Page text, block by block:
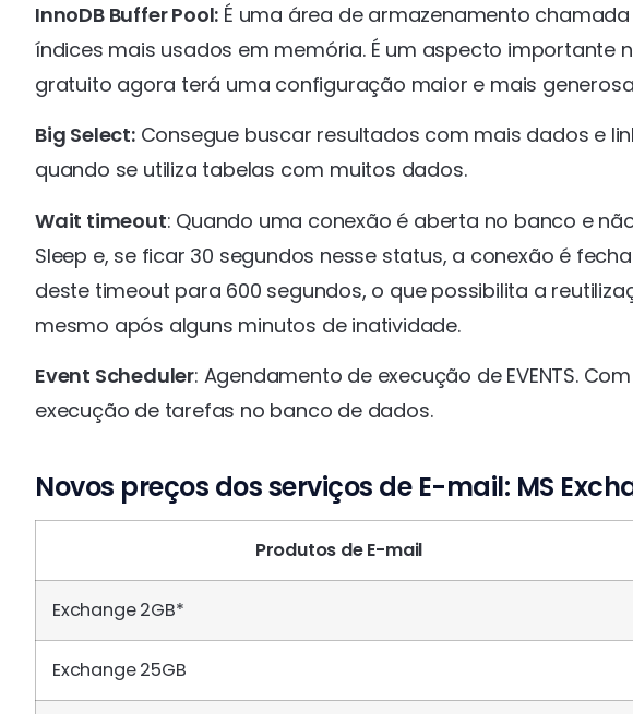
InnoDB Buffer Pool: É uma área de armazenamento
índices mais usados em memória. É um aspecto importante
gratuito agora terá uma configuração maior e mais
Big Select:Consegue buscar resultados com mais dados e
quando se utiliza tabelas com muitos dados.
Wait timeout: Quando uma conexão é aberta no banco e
Sleep e, se ficar 30 segundos nesse status, a conexão é
deste timeout para 600 segundos, o que possibilita a
mesmo após alguns minutos de inatividade.
Event Scheduler: Agendamento de execução de EVENTS.
execução de tarefas no banco de dados.
Novos preços dos serviços de E-mail: MS
Produtos de E-mail
Exchange 2GB*
Exchange 25GB